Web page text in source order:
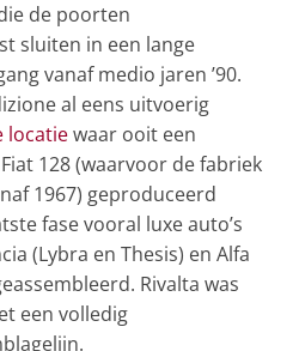
de poorten
sluiten in een lange
vanaf medio jaren ’90.
al eens uitvoerig
locatiewaar ooit een
128 (waarvoor de fabriek
1967) geproduceerd
fase vooral luxe auto’s
(Lybra en Thesis) en Alfa
Rivalta was
een volledig